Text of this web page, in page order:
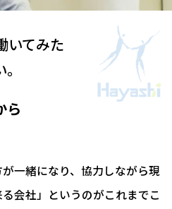
いてみた
ら
が一緒になり、協力しながら現
会社」というのがこれまでこ